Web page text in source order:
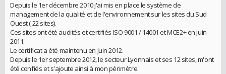
Depuis le 1er décembre 2010 j'ai mis en place le système de
management de la qualité et de l'environnement sur les sites du Sud
Ouest ( 22 sites).
Ces sites ont été audités et certifiés ISO 9001 / 14001 et MCE2+ en Juin
2011.
Le certificat a été maintenu en Juin 2012.
Depuis le 1er septembre 2012, le secteur Lyonnais et ses 12 sites, m'ont
été confiés et s'ajoute ainsi à mon périmètre.